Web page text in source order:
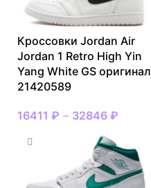
Кроссовки Jordan Air
Jordan 1 Retro High Yin
Yang White GS оригинал
21420589
16411 ₽ – 32846 ₽